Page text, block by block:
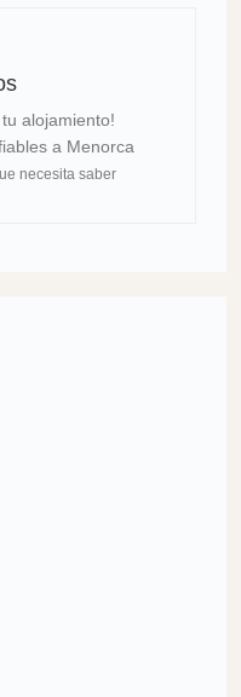
alojamiento!
a Menorca
necesita saber